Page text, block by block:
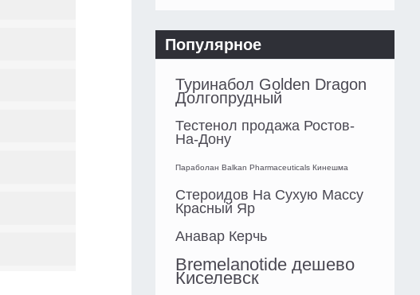
Популярное
Туринабол Golden Dragon
Долгопрудный
Тестенол продажа Ростов-
На-Дону
Параболан Balkan Pharmaceuticals Кинешма
Стероидов На Сухую Массу
Красный Яр
Анавар Керчь
Bremelanotide дешево
Киселевск